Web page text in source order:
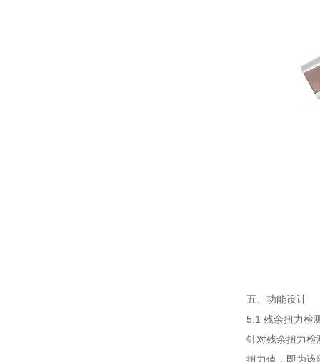
五、功能设计
5.1 残余扭力检
针对残余扭力检
扭力值，即为该